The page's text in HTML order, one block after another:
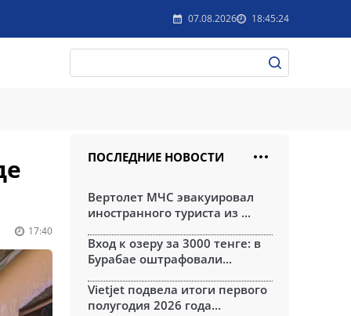
07.08.2026 18:45:24
17:40
ПОСЛЕДНИЕ НОВОСТИ
Вертолет МЧС эвакуировал
иностранного туриста из ...
Вход к озеру за 3000 тенге: в
Бурабае оштрафовали...
Vietjet подвела итоги первого
полугодия 2026 года...